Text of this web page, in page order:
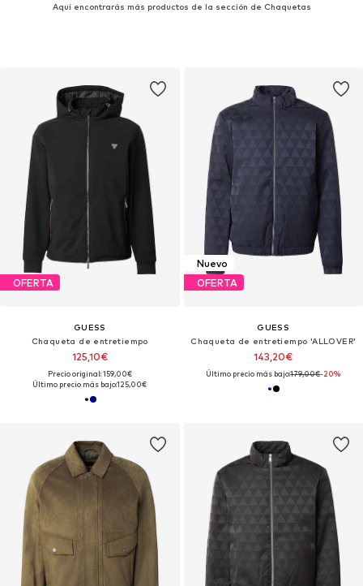
Aquí encontrarás más productos de la sección de Chaquetas
OFERTA
GUESS
Chaqueta de entretiempo
125,10€
Precio original: 159,00€
Último precio más bajo:125,00€
Nuevo
OFERTA
GUESS
Chaqueta de entretiempo 'ALLOVER'
143,20€
Último precio más bajo:179,00€-20%